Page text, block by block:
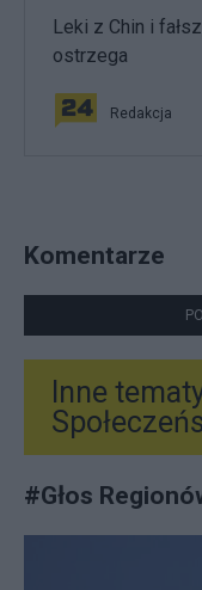
Leki z Chin i
ostrzega
Redakcja
Komentarze
Inne
#Głos